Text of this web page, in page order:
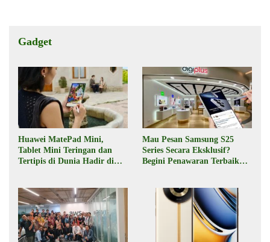
Gadget
Huawei MatePad Mini,
Tablet Mini Teringan dan
Tertipis di Dunia Hadir di
Mau Pesan Samsung S25
Series Secara Eksklusif?
Begini Penawaran Terbaik